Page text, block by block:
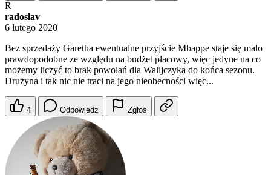
R
radoslav
6 lutego 2020
Bez sprzedaży Garetha ewentualne przyjście Mbappe staje się malo
prawdopodobne ze względu na budżet płacowy, więc jedyne na co
możemy liczyć to brak powołań dla Walijczyka do końca sezonu.
Drużyna i tak nic nie traci na jego nieobecności więc...
4 Odpowiedz Zgłoś